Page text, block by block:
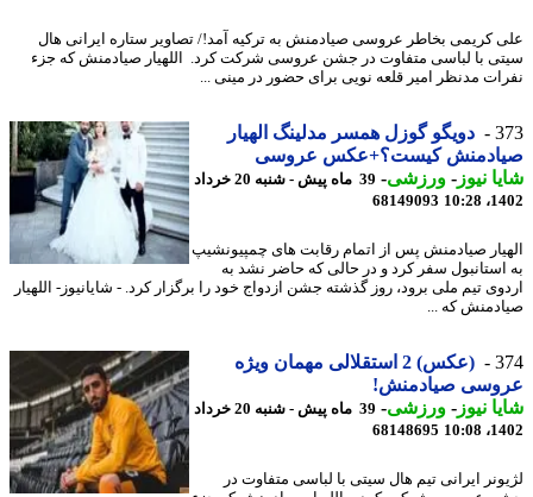
کریمی بخاطر عروسی صیادمنش به ترکیه آمد!/ تصاویر ستاره ایرانی هال
با لباسی متفاوت در جشن عروسی شرکت کرد. اللهیار صیادمنش که جزء
مدنظر امیر قلعه نویی برای حضور در مینی ...
دویگو گوزل همسر مدلینگ الهیار
کیست؟+عکس عروسی
نیوز-ورزشی-
39 ماه پیش - شنبه 20 خرداد
68149093
صیادمنش پس از اتمام رقابت های چمپیونشیپ
سفر کرد و در حالی که حاضر نشد به
تیم ملی برود، روز گذشته جشن ازدواج خود را برگزار کرد. - شایانیوز- اللهیار
که ...
(عکس) 2 استقلالی مهمان ویژه
صیادمنش!
نیوز-ورزشی-
39 ماه پیش - شنبه 20 خرداد
68148695
ایرانی تیم هال سیتی با لباسی متفاوت در